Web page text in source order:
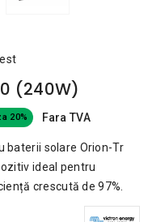
(240W)
20% Fara TVA
baterii solare Orion-Tr
ideal pentru
crescută de 97%.